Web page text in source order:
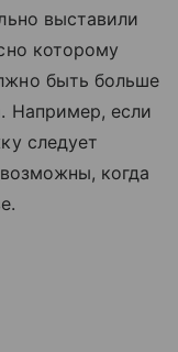
выставили
которому
быть больше
Например, если
следует
когда